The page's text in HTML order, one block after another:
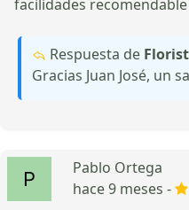
facilidades recomendable
Respuesta de
Gracias Juan José, un
Pablo Ortega
hace 9 meses -